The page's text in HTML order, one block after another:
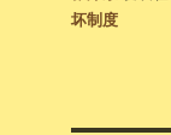
坏制度